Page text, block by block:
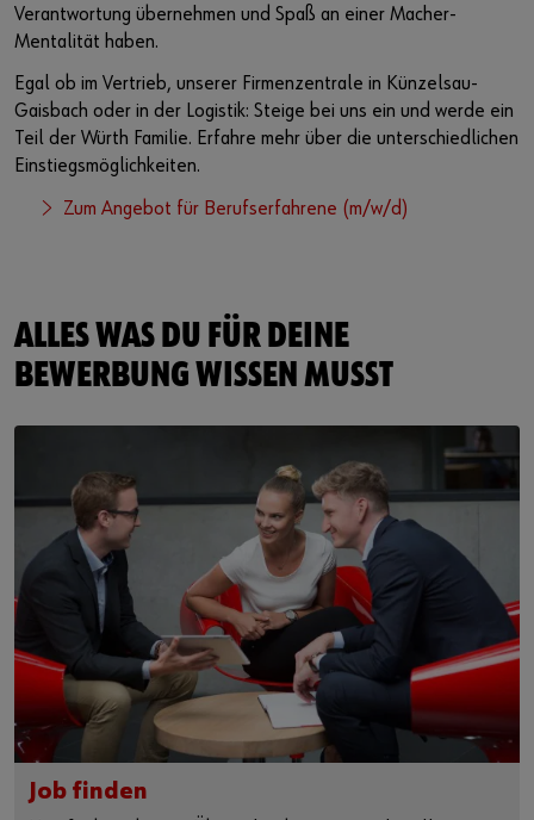
Verantwortung übernehmen und Spaß an einer Macher-
Mentalität haben.
Egal ob im Vertrieb, unserer Firmenzentrale in Künzelsau-
Gaisbach oder in der Logistik: Steige bei uns ein und werde ein
Teil der Würth Familie. Erfahre mehr über die unterschiedlichen
Einstiegsmöglichkeiten.
Zum Angebot für Berufserfahrene (m/w/d)
ALLES WAS DU FÜR DEINE
BEWERBUNG WISSEN MUSST
Job finden